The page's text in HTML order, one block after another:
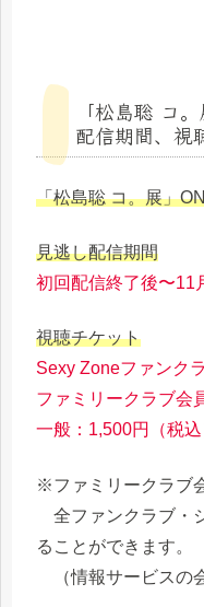
「松島聡 コ
配信期間、視
「松島聡 コ。展」
見逃し配信期間
初回配信終了後〜11
視聴チケット
Sexy Zoneファンク
ファミリークラブ会
一般：1,500円（税込
※ファミリークラブ
全ファンクラブ・
ることができます。
（情報サービスの